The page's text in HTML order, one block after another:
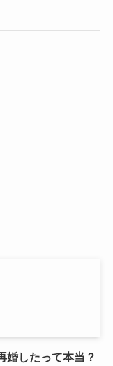
婚したって本当？